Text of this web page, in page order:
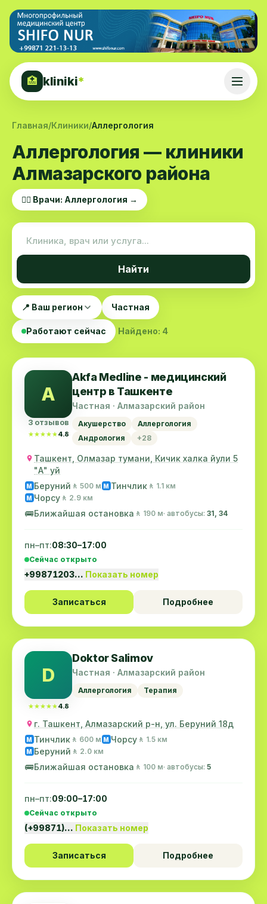
🏥 kliniki*
Главная/Клиники/Аллергология
Аллергология — клиники
Алмазарского района
👨‍⚕️ Врачи: Аллергология →
Найти
📍 Ваш регион Частная
Работают сейчас Найдено: 4
A
3 отзывов
★★★★★
★★★★★ 4.8
Akfa Medline - медицинский
центр в Ташкенте
Частная · Алмазарский район
Акушерство
Аллергология
Андрология
+28
Ташкент, Олмазар тумани, Кичик халка йули 5
"А" уй
M Беруний 🚶 500 м M Тинчлик 🚶 1.1 км
M Чорсу 🚶 2.9 км
🚌Ближайшая остановка 🚶 190 м· автобусы: 31, 34
пн–пт:08:30–17:00
Сейчас открыто
+99871203… Показать номер
Записаться Подробнее
D
★★★★★
★★★★★ 4.8
Doktor Salimov
Частная · Алмазарский район
Аллергология Терапия
г. Ташкент, Алмазарский р-н, ул. Беруний 18д
M Тинчлик 🚶 600 м M Чорсу 🚶 1.5 км
M Беруний 🚶 2.0 км
🚌Ближайшая остановка 🚶 100 м· автобусы: 5
пн–пт:09:00–17:00
Сейчас открыто
(+99871)… Показать номер
Записаться Подробнее